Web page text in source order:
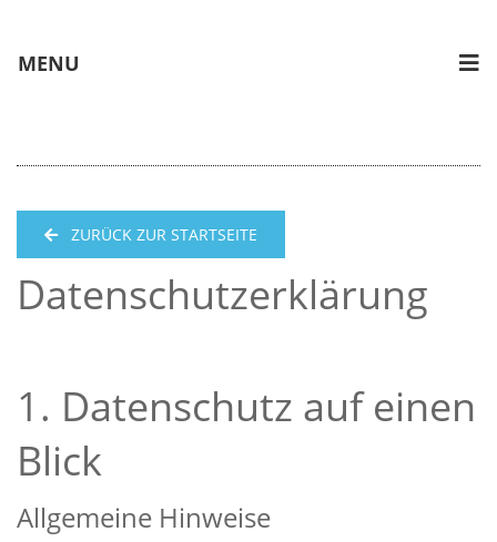
MENU
ZURÜCK ZUR STARTSEITE
Datenschutzerklärung
1. Datenschutz auf einen
Blick
Allgemeine Hinweise